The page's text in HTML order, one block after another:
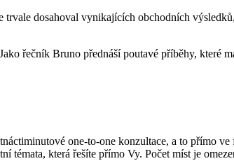
dosahoval vynikajících obchodních
řečník Bruno přednáší poutavé příběhy, které
one-to-one konzultace, a to přímo
témata, která řešíte přímo Vy. Počet míst je